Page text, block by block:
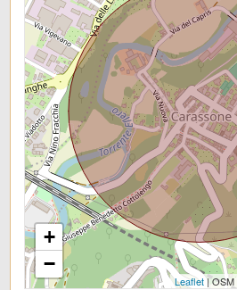
+
−
Leaflet|
Giardino
Posto auto/Box
Balcone/Terrazzo
Ascensore
Arredato